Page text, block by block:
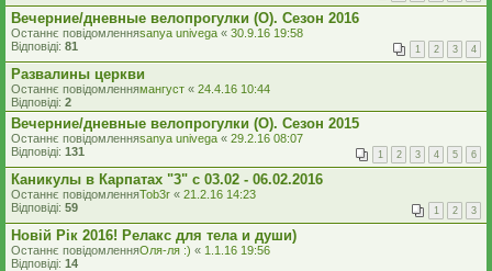
Вечерние/дневные велопрогулки (О). Сезон 2016
Останнє повідомленняsanya univega « 30.9.16 19:58
Відповіді: 81 1 2 3 4
Развалины церкви
Останнє повідомленнямангуст « 24.4.16 10:44
Відповіді: 2
Вечерние/дневные велопрогулки (О). Сезон 2015
Останнє повідомленняsanya univega « 29.2.16 08:07
Відповіді: 131 1 2 3 4 5 6
Каникулы в Карпатах "3" с 03.02 - 06.02.2016
Останнє повідомленняTob3r « 21.2.16 14:23
Відповіді: 59 1 2 3
Новій Рік 2016! Релакс для тела и души)
Останнє повідомленняОля-ля :) « 1.1.16 19:56
Відповіді: 14